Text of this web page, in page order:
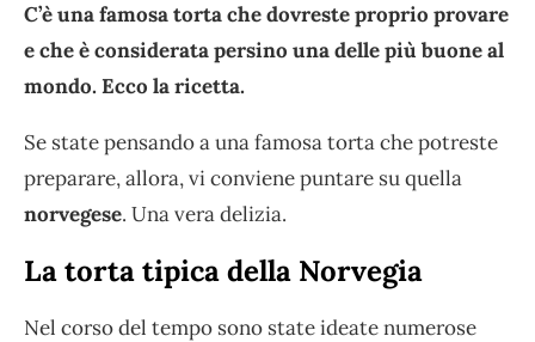
C’è una famosa torta che dovreste proprio provare
e che è considerata persino una delle più buone al
mondo. Ecco la ricetta.
Se state pensando a una famosa torta che potreste
preparare, allora, vi conviene puntare su quella
norvegese. Una vera delizia.
La torta tipica della Norvegia
Nel corso del tempo sono state ideate numerose